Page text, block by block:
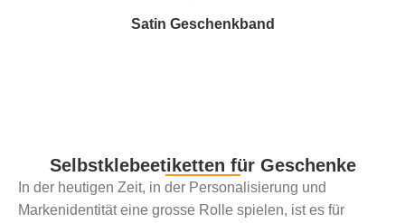
Satin Geschenkband
Selbstklebeetiketten für Geschenke
In der heutigen Zeit, in der Personalisierung und
Markenidentität eine grosse Rolle spielen, ist es für